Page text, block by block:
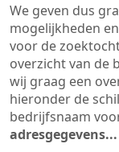
We geven dus
mogelijkheden
voor de
overzicht van de
wij graag een
hieronder de
bedrijfsnaam
adresgegevens...